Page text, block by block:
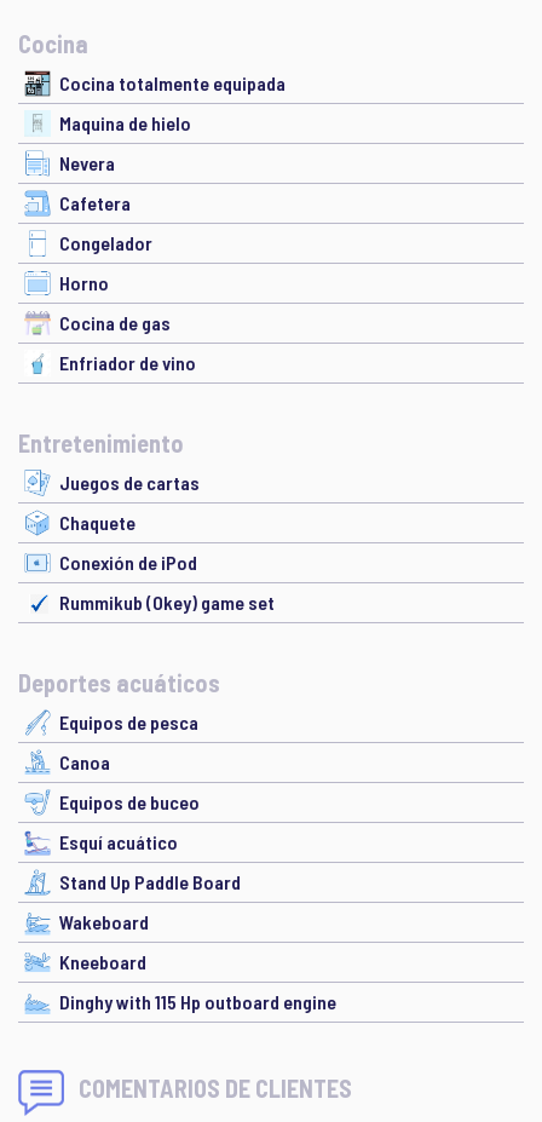
Cocina
Cocina totalmente equipada
Maquina de hielo
Nevera
Cafetera
Congelador
Horno
Cocina de gas
Enfriador de vino
Entretenimiento
Juegos de cartas
Chaquete
Conexión de iPod
Rummikub (Okey) game set
Deportes acuáticos
Equipos de pesca
Canoa
Equipos de buceo
Esquí acuático
Stand Up Paddle Board
Wakeboard
Kneeboard
Dinghy with 115 Hp outboard engine
COMENTARIOS DE CLIENTES